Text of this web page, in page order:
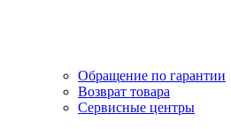
Обращение по гарантии
Возврат товара
Сервисные центры